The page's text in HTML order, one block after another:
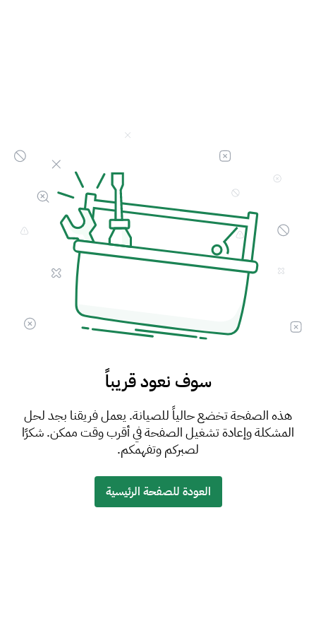
سوف نعود قريباً
هذه الصفحة تخضع حالياً للصيانة. يعمل فريقنا بجد لحل
المشكلة وإعادة تشغيل الصفحة في أقرب وقت ممكن. شكرًا
لصبركم وتفهمكم.
العودة للصفحة الرئيسية